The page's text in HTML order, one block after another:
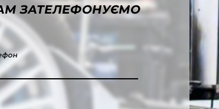
ЗАТЕЛЕФОНУЄМО